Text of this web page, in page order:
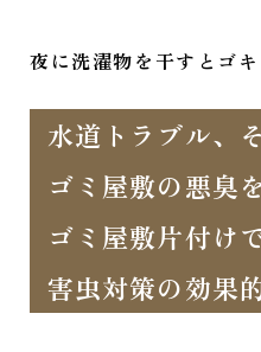
夜に洗濯物を干すとゴ
水道トラブル、
ゴミ屋敷の悪臭
ゴミ屋敷片付け
害虫対策の効果